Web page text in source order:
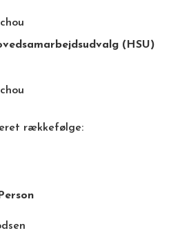
(HSU)
rækkefølge: